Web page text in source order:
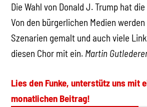
Die Wahl von Donald J. Trump hat
Von den bürgerlichen Medien
Szenarien gemalt und auch viele
diesen Chor mit ein. Martin
Lies den Funke, unterstütz uns mit
monatlichen Beitrag!